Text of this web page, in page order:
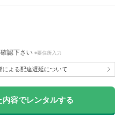
認下さい ※要住所入力
による配達遅延について